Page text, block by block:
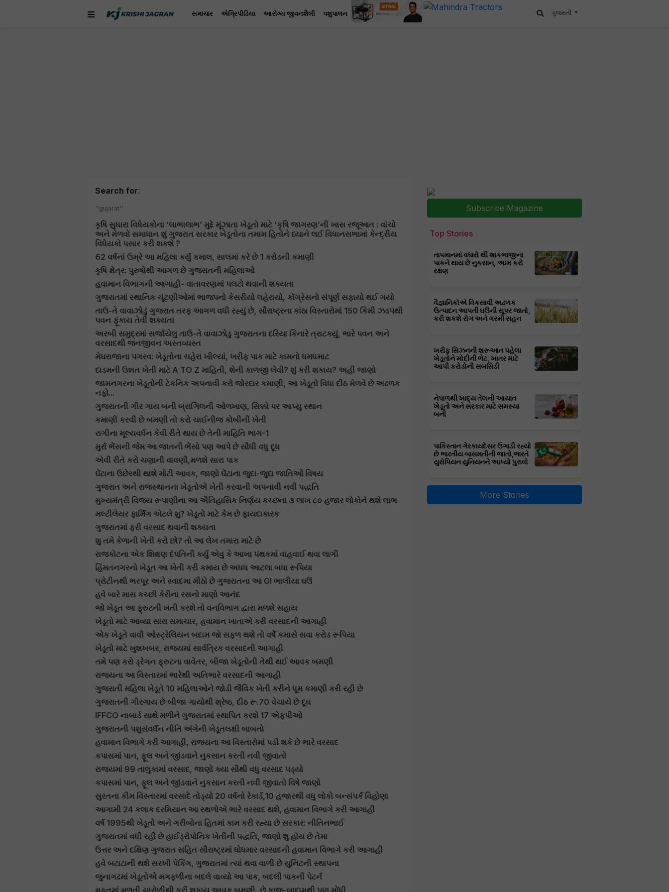
સમાચાર એગ્રિપીડિયા આરોગ્ય જીવનશૈલી પશુપાલન ગુજરાતી
Search for:
gujarat
કૃષિ સુધારા વિધેયકોના ‘લાભાલાભ’ મુદ્દે મૂંઝાતા ખેડૂતો માટે ‘કૃષિ જાગરણ’ની ખાસ રજૂઆત : વાંચો
અને મેળવો સમાધાન શું ગુજરાત સરકાર ખેડૂતોના તમામ હિતોને ધ્યાને લઈ વિધાનસભામાં કેન્દ્રીય
વિધેયકો પસાર કરી શકશે ?
62 વર્ષનાં ઉમ્રે આ મહિલા કર્યુ કમાલ, સાલમાં કરે છે 1 કરોડની કમાણી
કૃષિ ક્ષેત્ર: પુરુષોથી આગળ છે ગુજરાતની મહિલાઓ
હવામાન વિભાગની આગાહી- વાતાવરણમાં પલટો થવાની શક્યતા
ગુજરાતમાં સ્થાનિક ચૂંટણીઓમાં ભાજપનો કેસરીયો લહેરાયો, કોંગ્રેસનો સંપૂર્ણ સફાયો થઈ ગયો
તાઉ-તે વાવાઝોડું ગુજરાત તરફ આગળ વધી રહ્યું છે, સૌરાષ્ટ્રના કાંઠા વિસ્તારોમાં 150 કિમી ઝડપથી
પવન ફૂંકાય તેવી શક્યતા
અરબી સમુદ્રમાં સર્જાયેલુ તાઉ-તે વાવાઝોડુ ગુજરાતના દરિયા કિનારે ત્રાટક્યું, ભારે પવન અને
વરસાદથી જનજીવન અસ્તવ્યસ્ત
મેઘરાજાના પગરવ: ખેડૂતોના ચહેરા ખીલ્યાં, ખરીફ પાક માટે કામનો ધમધમાટ
દાડમની ઉન્નત ખેતી માટે A TO Z માહિતી, શેની કાળજી લેવી? શું કરી શકાય? અહીં જાણો
જામનગરના ખેડૂતોની ટેકનિક અપનાવી કરો જોરદાર કમાણી, આ ખેડૂતો વિધા દીઠ મેળવે છે અઢળક
નફો...
ગુજરાતની ગીર ગાય બની બ્રાઞિલની ઓળખાણ, સિક્કો પર આપ્યુ સ્થાન
કમાણી કરવી છે બમણી તો કરો ચાઈનીજ કોબીની ખેતી
રાગીના મૂલ્યવર્ધન કેવી રીતે થાય છે તેની માહિતિ ભાગ-1
મુર્રા ભેંસની જેમ આ જાતની ભેંસો પણ આપે છે સૌધી વધુ દૂધ
એવી રીતે કરો ચણાની વાવણી,મળશે સારા પાક
ઘેંટાના ઉછેરથી થાશે મોટી આવક, જાણો ઘેંટાના જુદા-જુદા જાતિઓં વિષય
ગુજરાત અને રાજસ્થાનના ખેડૂતોએ ખેતી કરવાની અપનાવી નવી પદ્ધતિ
મુખ્યમંત્રી વિજય રૂપાણીના આ ઐતિહાસિક નિર્ણય કચ્છના ૩ લાખ ૮૦ હજાર લોકોને થશે લાભ
મલ્ટીલેયર ફાર્મિગ એટલે શુ? ખેડૂતો માટે કેમ છે ફાયદાકારક
ગુજરાતમાં ફરી વરસાદ થવાની શક્યતા
શુ તમે કેળાની ખેતી કરો છો? તો આ લેખ તમારા માટે છે
રાજકોટના એક શિક્ષણ દંપતિની કર્યુ એવુ કે આખા પંથકમાં વાહવાઈ થવા લાગી
હિંમતનગરનો ખેડૂત આ ખેતી કરી કમાય છે અધધ આટલા બધા રૂપિયા
પ્રોટીનથી ભરપૂર અને સ્વાદમા મીઠો છે ગુજરાતના આ GI ભાલીયા ઘઉં
હવે બારે માસ કચ્છી કેરીના રસનો માણો આનંદ
જો ખેડૂત આ ફ્રુટની ખતી કરશે તો વનવિભાગ દ્વારા મળશે સહાય
ખેડૂતો માટે આવ્યા સારા સમાચાર, હવામાન ખાતાએ કરી વરસાદની આગાહી
એક ખેડૂતે વાવી ઓસ્ટ્રેલિયન બદામ જો સફળ થશે તો વર્ષે કમાસે સવા કરોડ રૂપિયા
ખેડૂતો માટે ખુશખબર, રાજ્યમાં સાર્વત્રિક વરસાદની આગાહી
તમે પણ કરો ડ્રેગન ફ્રુટના વાવેતર, બીજા ખેડૂતોની તેથી થઈ આવક બમણી
રાજ્યના આ વિસ્તારમાં ભારેથી અતિભારે વરસાદની આગાહી
ગુજરાતી મહિલા ખેડૂતે 10 મહિલાઓને જોડી જૈવિક ખેતી કરીને ધૂમ કમાણી કરી રહી છે
ગુજરાતની ગીરગાય છે બીજા ગાયોથી શ્રેષ્ઠ, દીઠ રૂ.70 વેચાયે છે દૂઘ
IFFCO નાબાર્ડ સાથે મળીને ગુજરાતમાં સ્થાપિત કરશે 17 એફપીઓ
ગુજરાતની પશુસંવર્ધન નીતિ અંગેની ખેડૂતલક્ષી બાબતો
હવામાન વિભાગે કરી આગાહી, રાજ્યના આ વિસ્તારોમાં પડી શકે છે ભારે વરસાદ
કપાસમાં પાન, ફૂલ અને જીંડવાને નુકસાન કરતી નવી જીવાતો
રાજ્યમાં 99 તાલુકામાં વરસાદ, જાણો ક્યા સૌથી વધુ વરસાદ પડ્યો
કપાસમાં પાન, ફૂલ અને જીંડવાને નુકસાન કરતી નવી જીવાતો વિષે જાણો
સુરતના કીમ વિસ્તારમાં વરસાદે તોડ્યો 20 વર્ષનો રેકાર્ડ,10 હજારથી વધુ લોકો બન્સંપર્ક વિહોણા
આગામી 24 કલાક દરમિયાન આ સ્થળોએ ભારે વરસાદ થશે, હવામાન વિભાગે કરી આગાહી
વર્ષ 1995થી ખેડૂતો અને ગરીબોના હિતમાં કામ કરી રહ્યા છે સરકાર: નીતિનભાઈ
ગુજરાતમાં વધી રહી છે હાઈડ્રોપોનિક ખેતીની પદ્ધતિ, જાણો શુ હોય છે તેમા
ઉત્તર અને દક્ષિણ ગુજરાત સહિત સૌરાષ્ટ્રમાં ધોધમાર વરસાદની હવામાન વિભાગે કરી આગાહી
હવે બટાટાની થશે સરખી પેકિંગ, ગુજરાતમાં ત્યાં થવા વાળી છે યુનિટની સ્થાપના
જુનાગઢમાં ખેડૂતોએ મગફળીના બદલે વાવ્યો આ પાક, બદલી પાકની પેટર્ન
મફતમાં મળતી ચારોળીથી કરી શકાય આવક બમણી, છે કાજુ-બાદામથી પણ મોંધી
Subscribe Magazine
Top Stories
તાપમાનમાં વધારો થી શાકભાજીના
પાકને થાય છે નુકસાન, આમ કરો
રક્ષણ
વૈજ્ઞાનિકોએ વિકસાવી અઢળક
ઉત્પાદન આપતી ઘઉંની સૂપર જાતો,
કરી શકશે રોગ અને ગરમી સહન
ખરીફ સિઝનની શરૂઆત પહેલા
ખેડૂતોને મોદીની ભેટ, ખાતર માટે
આપી કરોડોની સબસિડી
નેપાળથી ખાદ્ય તેલની આયાત
ખેડૂતો અને સરકાર માટે સમસ્યા
બની
પાકિસ્તાન ગેરકાયદેસર ઉગાડી રહ્યો
છે ભારતીય બાસમતીની જાતો,ભારતે
યુરોપિયન યુનિયનને આપ્યો પુરાવો
More Stories